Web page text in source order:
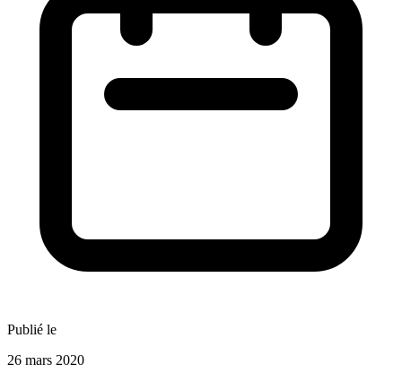
Publié le
26 mars 2020